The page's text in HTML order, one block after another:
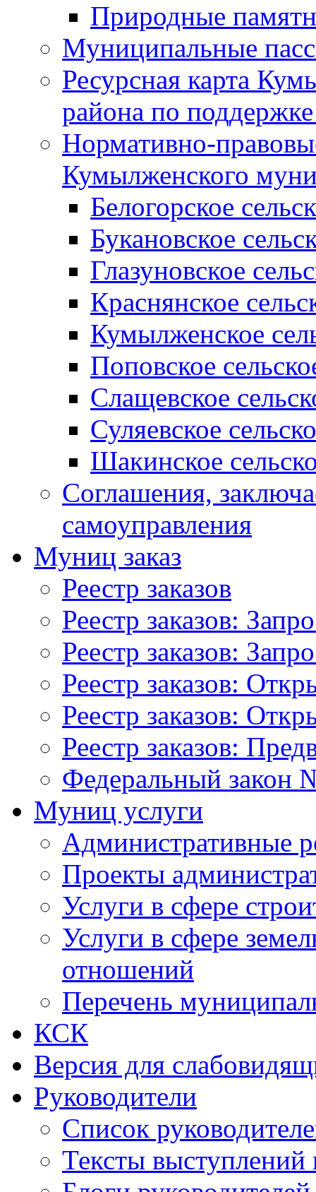
Природные
Муниципальные
Ресурсная карта
района по
Нормативно-
Кумылженского
Белогорское
Букановское
Глазуновское
Краснянское
Кумылженское
Поповское
Слащевское
Суляевское
Шакинское
Соглашения,
самоуправления
Муниц заказ
Реестр заказов
Реестр заказов:
Реестр заказов:
Реестр заказов:
Реестр заказов:
Реестр заказов:
Федеральный закон
Муниц услуги
Административные
Проекты
Услуги в сфере
Услуги в сфере
отношений
Перечень
КСК
Версия для
Руководители
Список
Тексты выступлений